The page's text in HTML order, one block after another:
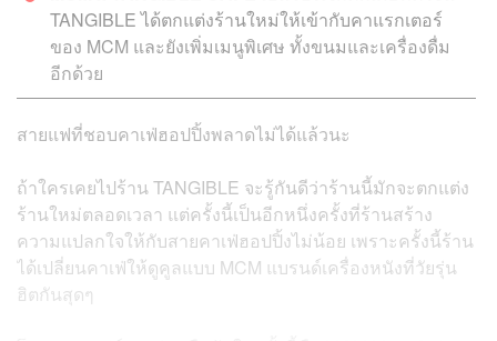
TANGIBLE ได้ตกแต่งร้านใหม่ให้เข้ากับคาแรกเตอร์
ของ MCM และยังเพิ่มเมนูพิเศษ ทั้งขนมและเครื่องดื่ม
อีกด้วย
สายแฟที่ชอบคาเฟ่ฮอปปิ้งพลาดไม่ได้แล้วนะ
ถ้าใครเคยไปร้าน TANGIBLE จะรู้กันดีว่าร้านนี้มักจะตกแต่ง
ร้านใหม่ตลอดเวลา แต่ครั้งนี้เป็นอีกหนึ่งครั้งที่ร้านสร้าง
ความแปลกใจให้กับสายคาเฟ่ฮอปปิ้งไม่น้อย เพราะครั้งนี้ร้าน
ได้เปลี่ยนคาเฟ่ให้ดูคูลแบบ MCM แบรนด์เครื่องหนังที่วัยรุ่น
ฮิตกันสุดๆ